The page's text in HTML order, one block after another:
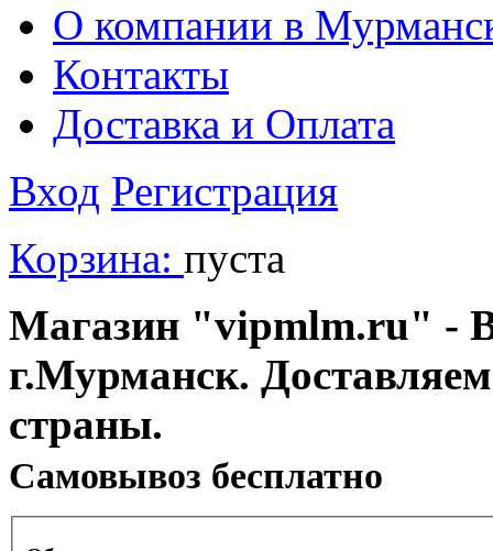
О компании в
Контакты
Доставка и Оплата
Вход Регистрация
Корзина: пуста
Магазин "vipmlm.ru" -
г.Мурманск.
страны.
Cамовывоз бесплатно